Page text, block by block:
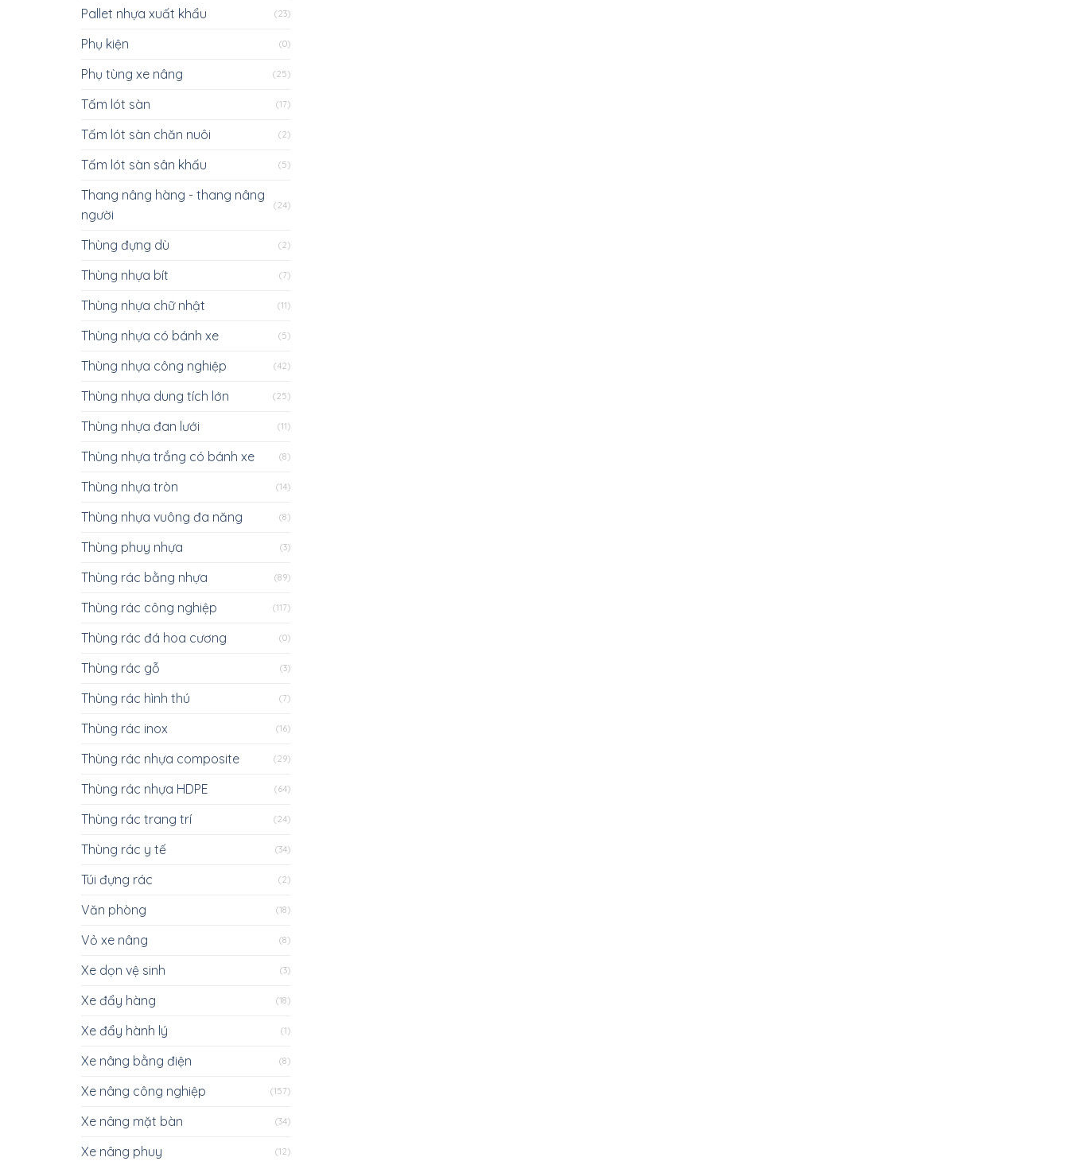
Pallet nhựa xuất khẩu (23)
Phụ kiện (0)
Phụ tùng xe nâng (25)
Tấm lót sàn (17)
Tấm lót sàn chăn nuôi (2)
Tấm lót sàn sân khấu (5)
Thang nâng hàng - thang nâng
người
(24)
Thùng đựng dù (2)
Thùng nhựa bít (7)
Thùng nhựa chữ nhật (11)
Thùng nhựa có bánh xe (5)
Thùng nhựa công nghiệp (42)
Thùng nhựa dung tích lớn (25)
Thùng nhựa đan lưới (11)
Thùng nhựa trắng có bánh xe (8)
Thùng nhựa tròn (14)
Thùng nhựa vuông đa năng (8)
Thùng phuy nhựa (3)
Thùng rác bằng nhựa (89)
Thùng rác công nghiệp (117)
Thùng rác đá hoa cương (0)
Thùng rác gỗ (3)
Thùng rác hình thú (7)
Thùng rác inox (16)
Thùng rác nhựa composite (29)
Thùng rác nhựa HDPE (64)
Thùng rác trang trí (24)
Thùng rác y tế (34)
Túi đựng rác (2)
Văn phòng (18)
Vỏ xe nâng (8)
Xe dọn vệ sinh (3)
Xe đẩy hàng (18)
Xe đẩy hành lý (1)
Xe nâng bằng điện (8)
Xe nâng công nghiệp (157)
Xe nâng mặt bàn (34)
Xe nâng phuy (12)